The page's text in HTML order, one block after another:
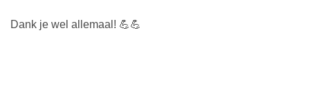
Dank je wel allemaal! 💪💪